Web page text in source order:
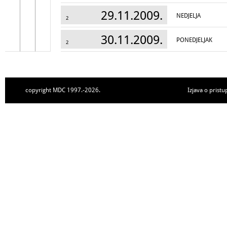
2 29.11.2009. NEDJELJA
2 30.11.2009. PONEDJELJAK
copyright MDC 1997.-2026. Izjava o